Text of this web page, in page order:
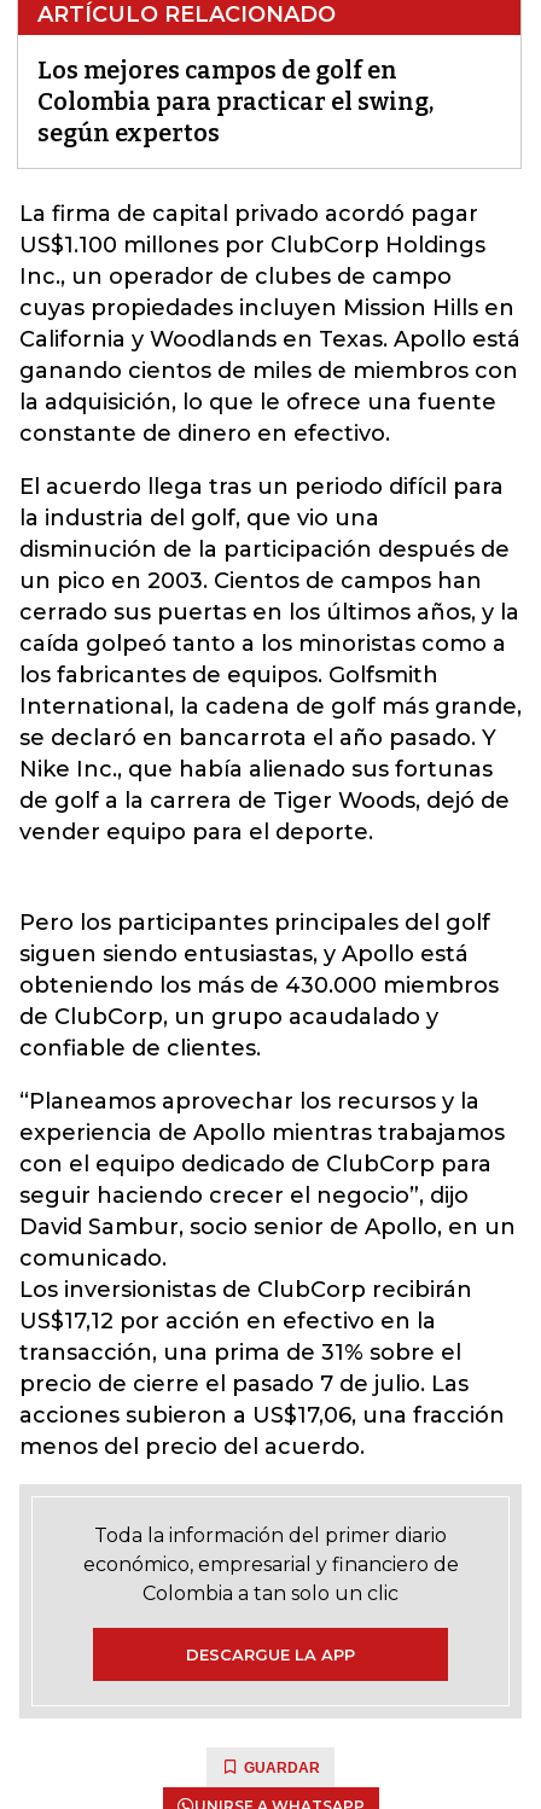
ARTÍCULO RELACIONADO
Los mejores campos de golf en
Colombia para practicar el swing,
según expertos
La firma de capital privado acordó pagar
US$1.100 millones por ClubCorp Holdings
Inc., un operador de clubes de campo
cuyas propiedades incluyen Mission Hills en
California y Woodlands en Texas. Apollo está
ganando cientos de miles de miembros con
la adquisición, lo que le ofrece una fuente
constante de dinero en efectivo.
El acuerdo llega tras un periodo difícil para
la industria del golf, que vio una
disminución de la participación después de
un pico en 2003. Cientos de campos han
cerrado sus puertas en los últimos años, y la
caída golpeó tanto a los minoristas como a
los fabricantes de equipos. Golfsmith
International, la cadena de golf más grande,
se declaró en bancarrota el año pasado. Y
Nike Inc., que había alienado sus fortunas
de golf a la carrera de Tiger Woods, dejó de
vender equipo para el deporte.
Pero los participantes principales del golf
siguen siendo entusiastas, y Apollo está
obteniendo los más de 430.000 miembros
de ClubCorp, un grupo acaudalado y
confiable de clientes.
“Planeamos aprovechar los recursos y la
experiencia de Apollo mientras trabajamos
con el equipo dedicado de ClubCorp para
seguir haciendo crecer el negocio”, dijo
David Sambur, socio senior de Apollo, en un
comunicado.
Los inversionistas de ClubCorp recibirán
US$17,12 por acción en efectivo en la
transacción, una prima de 31% sobre el
precio de cierre el pasado 7 de julio. Las
acciones subieron a US$17,06, una fracción
menos del precio del acuerdo.
Toda la información del primer diario
económico, empresarial y financiero de
Colombia a tan solo un clic
DESCARGUE LA APP
GUARDAR